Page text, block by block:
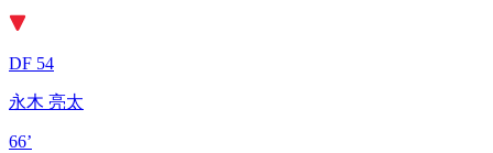
DF 54
永木 亮太
66’